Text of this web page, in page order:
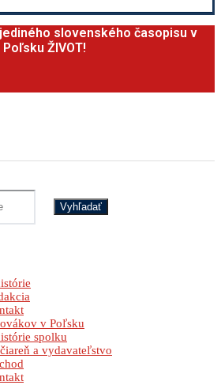
slovenského časopisu v
Poľsku ŽIVOT!
Vyhľadať
v Poľsku
spolku
a vydavateľstvo